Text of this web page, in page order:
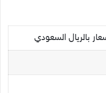
بالريال السعودي